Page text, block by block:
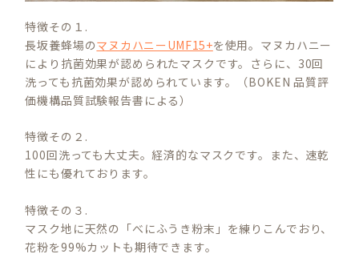
特徴その１.
長坂養蜂場のマヌカハニーUMF15+を使用。マヌカハニー
により抗菌効果が認められたマスクです。さらに、30回
洗っても抗菌効果が認められています。（BOKEN 品質評
価機構品質試験報告書による）
特徴その２.
100回洗っても大丈夫。経済的なマスクです。また、速乾
性にも優れております。
特徴その３.
マスク地に天然の「べにふうき粉末」を練りこんでおり、
花粉を99%カットも期待できます。